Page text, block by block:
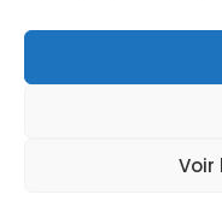
Voir
TonCanva est
béninoises sous le
République du Bénin.